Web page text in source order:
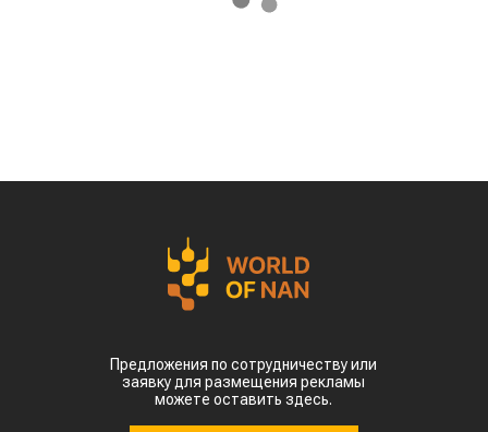
Предложения по сотрудничеству или
заявку для размещения рекламы
можете оставить здесь.